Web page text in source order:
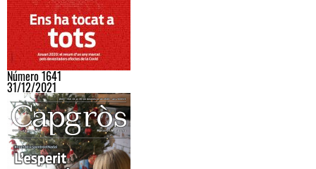
Número 1641
31/12/2021